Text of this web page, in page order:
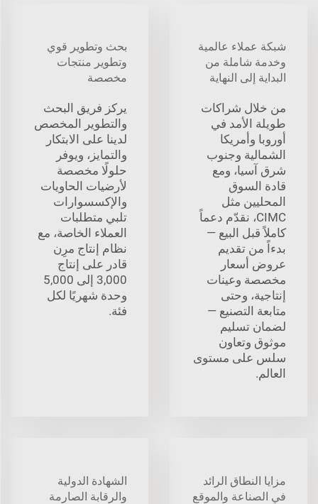
شبكة عملاء عالمية
وخدمة شاملة من
البداية إلى النهاية
من خلال شراكات
طويلة الأمد في
أوروبا وأمريكا
الشمالية وجنوب
شرق آسيا، ومع
قادة السوق
المحليين مثل
CIMC، نقدّم دعماً
كاملاً قبل البيع —
بدءاً من تقديم
عروض أسعار
مخصصة وعينات
إنتاجية، وحتى
متابعة التصنيع —
لضمان تسليم
موثوق وتعاون
سلس على مستوى
العالم.
بحث وتطوير قوي
وتطوير منتجات
مخصصة
يركز فريق البحث
والتطوير المخصص
لدينا على الابتكار
والتمايز، ويوفر
حلولًا مخصصة
لأرضيات الحاويات
والإكسسوارات
تلبي متطلبات
العملاء الخاصة، مع
نظام إنتاج مرِن
قادر على إنتاج
3,000 إلى 5,000
وحدة شهريًا لكل
فئة.
مزايا النطاق الرائد
في الصناعة والموقع
الشهادة الدولية
والرقابة الصارمة